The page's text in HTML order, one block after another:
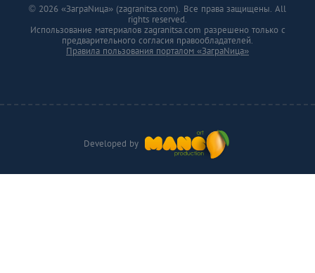
Developed by
© 2026 «ЗаграNица» (zagranitsa.com). Все права защищены. All
rights reserved.
Использование материалов zagranitsa.com разрешено только с
предварительного согласия правообладателей.
Правила пользования порталом «ЗаграNица»